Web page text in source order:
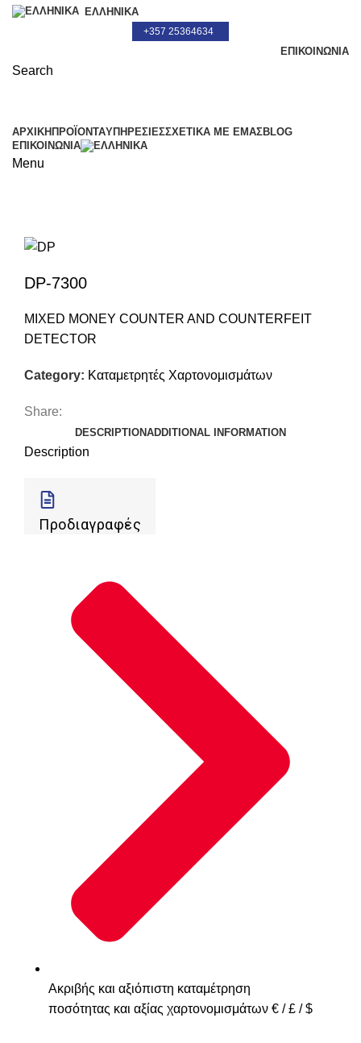
ΕΛΛΗΝΙΚΆ
+357 25364634
ΕΠΙΚΟΙΝΩΝΊΑ
Search
ΑΡΧΙΚΗ ΠΡΟΪΌΝΤΑΥΠΗΡΕΣΙΕΣΣΧΕΤΙΚΆ ΜΕ ΕΜΆΣBLOG
ΕΠΙΚΟΙΝΩΝΊΑ
Menu
DP-7300
MIXED MONEY COUNTER AND COUNTERFEIT
DETECTOR
Category: Καταμετρητές Χαρτονομισμάτων
Share:
DESCRIPTIONADDITIONAL INFORMATION
Description
Προδιαγραφές
Ακριβής και αξιόπιστη καταμέτρηση
ποσότητας και αξίας χαρτονομισμάτων € / £ / $